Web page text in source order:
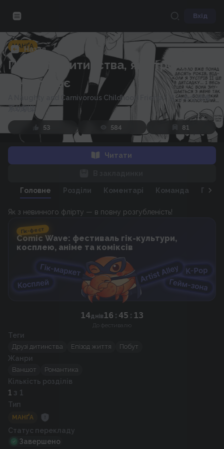
Вхід
Назад
МАНҐА
Подруга дитинства, яка трохи
перегинає
A Naughty and Carnivorous Childhood Friend /
えっちな肉食
系幼馴染
53 584 81
Читати
Головне Розділи Коментарі Команда
Як з невинного флірту — в повну розгубленість!
Гік-фест
Comic Wave: фестиваль гік-культури,
косплею, аніме та коміксів
14днів 16 : 45 : 12
До фестивалю
Теги
Друзі дитинства Епізод життя Побут
Жанри
Ваншот Романтика
Кількість розділів
1 з 1
Тип
МАНҐА
Статус перекладу
Завершено